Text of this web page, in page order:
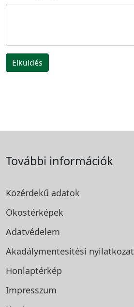
Elküldés
További információk
Közérdekű adatok
Okostérképek
Adatvédelem
Akadálymentesítési nyilatkozat
Honlaptérkép
Impresszum